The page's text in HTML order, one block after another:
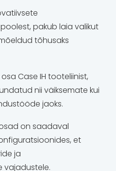
pakub laia valikut
tõhusaks
Case IH tooteliinist,
nii väiksemate kui
jaoks.
on saadaval
et
ja
vajadustele.